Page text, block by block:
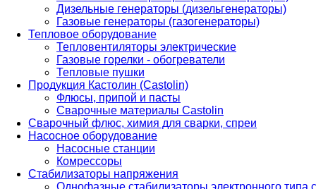
Дизельные генераторы (дизельгенераторы)
Газовые генераторы (газогенераторы)
Тепловое оборудование
Тепловентиляторы электрические
Газовые горелки - обогреватели
Тепловые пушки
Продукция Кастолин (Castolin)
Флюсы, припой и пасты
Сварочные материалы Castolin
Сварочный флюс, химия для сварки, спреи
Насосное оборудование
Насосные станции
Комрессоры
Стабилизаторы напряжения
Однофазные стабилизаторы электронного